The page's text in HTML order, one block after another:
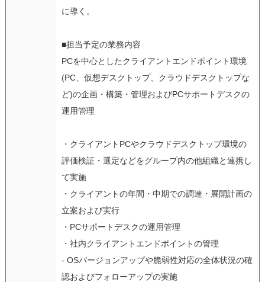
に導く。
■担当予定の業務内容
PCを中心としたクライアントエンドポイント環境
(PC、仮想デスクトップ、クラウドデスクトップな
ど)の企画・構築・管理およびPCサポートデスクの
運用管理
・クライアントPCやクラウドデスクトップ環境の
評価検証・選定などをグループ内の他組織と連携し
て実施
・クライアントの年間・中期での調達・展開計画の
立案および実行
・PCサポートデスクの運用管理
・社内クライアントエンドポイントの管理
- OSバージョンアップや脆弱性対応の全体状況の確
認およびフォローアップの実施